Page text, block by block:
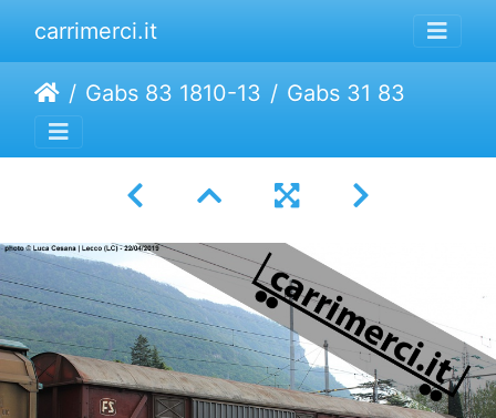
carrimerci.it
Gabs 83 1810-13 Gabs 31 83 1813 347-3 | Mercitalia Rail